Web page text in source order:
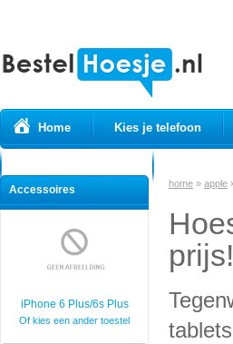
Home Kies je telefoon
Accessoires
iPhone 6 Plus/6s Plus
Of kies een ander toestel
home » apple
prijs!